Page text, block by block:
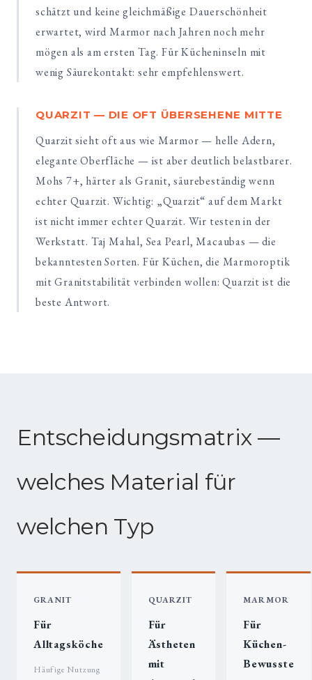
schätzt und keine gleichmäßige Dauerschönheit
erwartet, wird Marmor nach Jahren noch mehr
mögen als am ersten Tag. Für Kücheninseln mit
wenig Säurekontakt: sehr empfehlenswert.
QUARZIT — DIE OFT ÜBERSEHENE MITTE
Quarzit sieht oft aus wie Marmor — helle Adern,
elegante Oberfläche — ist aber deutlich belastbarer.
Mohs 7+, härter als Granit, säurebeständig wenn
echter Quarzit. Wichtig: „Quarzit“ auf dem Markt
ist nicht immer echter Quarzit. Wir testen in der
Werkstatt. Taj Mahal, Sea Pearl, Macaubas — die
bekanntesten Sorten. Für Küchen, die Marmoroptik
mit Granitstabilität verbinden wollen: Quarzit ist die
beste Antwort.
Entscheidungsmatrix —
welches Material für
welchen Typ
GRANIT
Für
Alltagsköche
Häufige Nutzung
QUARZIT
Für
Ästheten
mit
MARMOR
Für
Küchen-
Bewusste